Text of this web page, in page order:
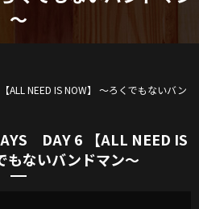
～
NEED IS NOW】 ～ろくでもないバン
DAY 6 【ALL NEED IS
もないバンドマン～